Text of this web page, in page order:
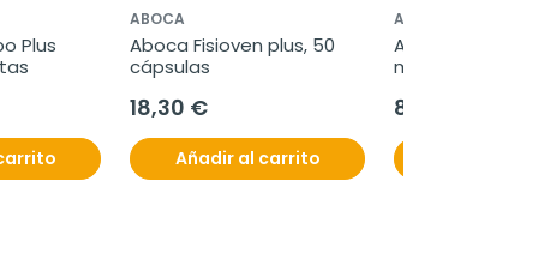
Plus
ABOCA
Aboca Fisioven plus, 50
cápsulas
18,30 €
Añadir al carrito
ABOCA
Aboca MeliLax
microenema
8,95 €